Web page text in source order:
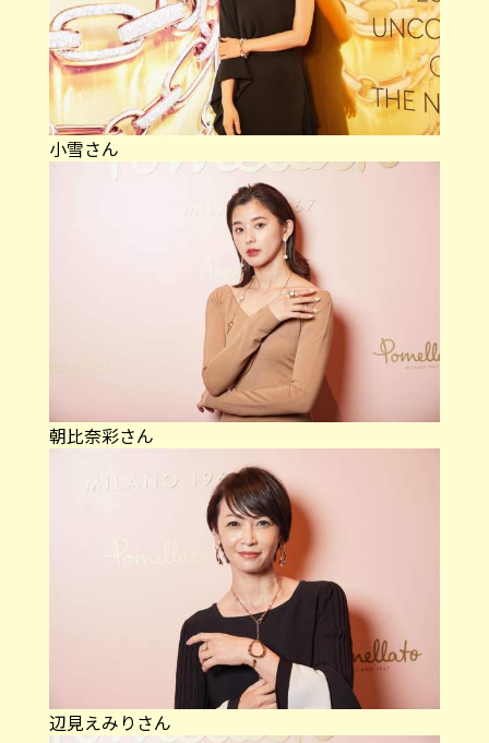
小雪さん
朝比奈彩さん
辺見えみりさん